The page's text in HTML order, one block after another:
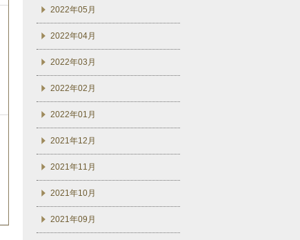
2022年05月
2022年04月
2022年03月
2022年02月
2022年01月
2021年12月
2021年11月
2021年10月
2021年09月